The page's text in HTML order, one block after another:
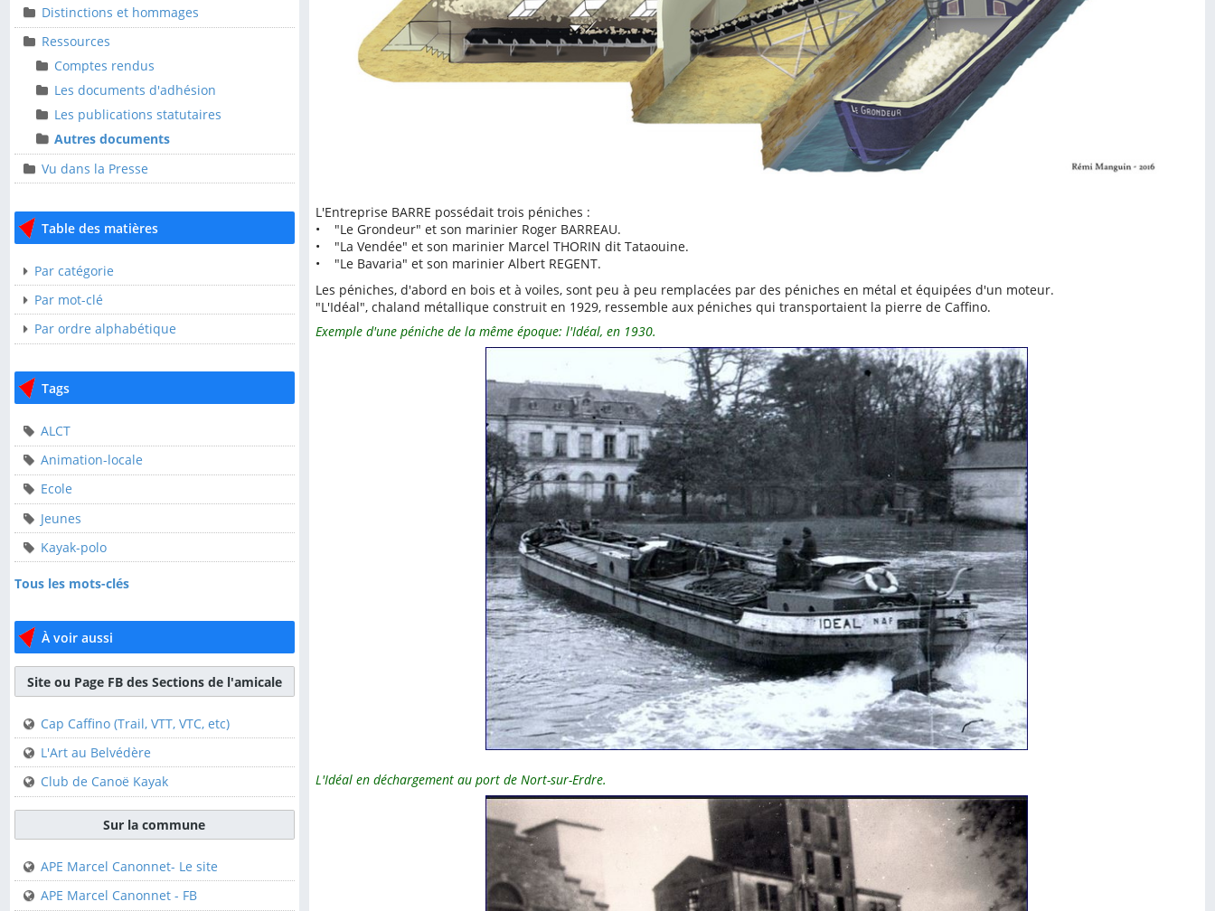
Distinctions et
hommages
Ressources
Comptes rendus
Les documents
d'adhésion
Les publications
statutaires
Vu dans la Presse
Table des matières
Par catégorie
Par ordre alphabétique
Tags
ALCT
Animation-locale
Ecole
Jeunes
Tous les mots-clés
Site ou Page FB des
Sections de l'amicale
Cap Caffino (Trail, VTT,
Club de Canoë Kayak
Distinctions et hommages
Ressources
Comptes rendus
Les documents d'adhésion
Les publications statutaires
Autres documents
Vu dans la Presse
Table des matières
Par catégorie
Par mot-clé
Par ordre alphabétique
Tags
ALCT
Animation-locale
Ecole
Jeunes
Kayak-polo
Tous les mots-clés
À voir aussi
Site ou Page FB des Sections de l'amicale
Cap Caffino (Trail, VTT, VTC, etc)
L'Art au Belvédère
Club de Canoë Kayak
Sur la commune
APE Marcel Canonnet- Le site
APE Marcel Canonnet - FB
L'Entreprise BARRE possédait trois péniches :
• "Le Grondeur" et son marinier Roger BARREAU.
• "La Vendée" et son marinier Marcel THORIN dit Tataouine.
• "Le Bavaria" et son marinier Albert REGENT.
Les péniches, d'abord en bois et à voiles, sont peu à peu remplacées par des péniches en métal et équipées d'un moteur.
"L'Idéal", chaland métallique construit en 1929, ressemble aux péniches qui transportaient la pierre de Caffino.
Exemple d'une péniche de la même époque: l'Idéal, en 1930.
L'Idéal en déchargement au port de Nort-sur-Erdre.